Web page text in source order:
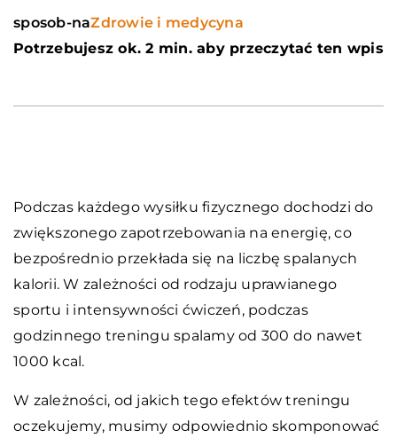
sposob-naZdrowie i medycyna
Potrzebujesz ok. 2 min. aby przeczytać ten wpis
Podczas każdego wysiłku fizycznego dochodzi do
zwiększonego zapotrzebowania na energię, co
bezpośrednio przekłada się na liczbę spalanych
kalorii. W zależności od rodzaju uprawianego
sportu i intensywności ćwiczeń, podczas
godzinnego treningu spalamy od 300 do nawet
1000 kcal.
W zależności, od jakich tego efektów treningu
oczekujemy, musimy odpowiednio skomponować